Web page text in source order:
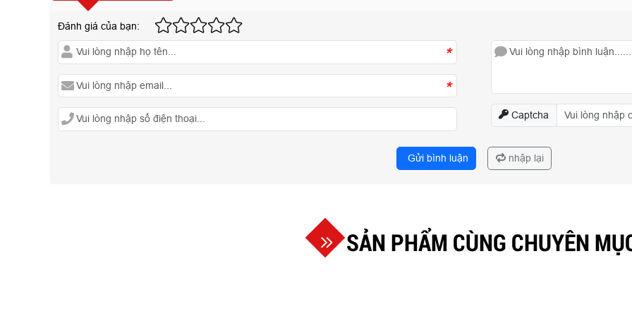
Đánh giá của bạn:
*
*
Captcha
Gửi bình luận nhập lại
SẢN PHẨM CÙNG CHUYÊN